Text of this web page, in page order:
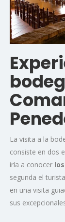
La visita a la
consiste en dos
iría a conocer
segunda el
en una visita
sus